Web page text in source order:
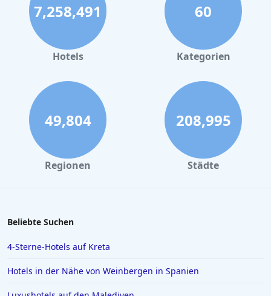
Hotels in Bamberg
Hotels in Nürnberg
Hotels in Büsum
Hotels in Tannheim
Hotels in Bozen
Hotels in Salzburg
Hotels in Erfurt
Hotels in Kiel
7,258,491
Hotels
60
Kategorien
49,804
Regionen
208,995
Städte
Beliebte Suchen
4-Sterne-Hotels auf Kreta
Hotels in der Nähe von Weinbergen in Spanien